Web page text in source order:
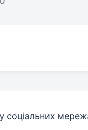
соціальних